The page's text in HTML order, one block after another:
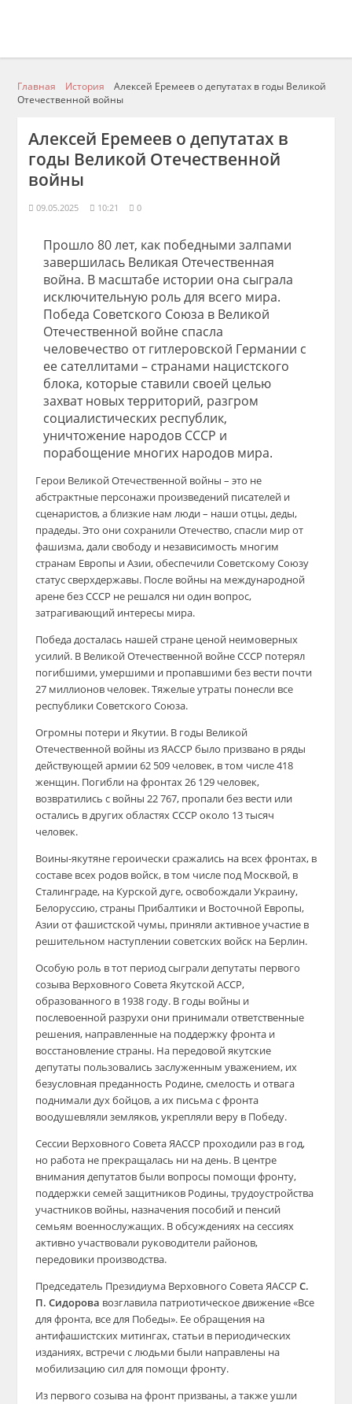
Главная История
Алексей Еремеев о депутатах в годы Великой
Отечественной войны
Алексей Еремеев о депутатах в
годы Великой Отечественной
войны
09.05.2025 10:21 0
Прошло 80 лет, как победными залпами
завершилась Великая Отечественная
война. В масштабе истории она сыграла
исключительную роль для всего мира.
Победа Советского Союза в Великой
Отечественной войне спасла
человечество от гитлеровской Германии с
ее сателлитами – странами нацистского
блока, которые ставили своей целью
захват новых территорий, разгром
социалистических республик,
уничтожение народов СССР и
порабощение многих народов мира.
Герои Великой Отечественной войны – это не
абстрактные персонажи произведений писателей и
сценаристов, а близкие нам люди – наши отцы, деды,
прадеды. Это они сохранили Отечество, спасли мир от
фашизма, дали свободу и независимость многим
странам Европы и Азии, обеспечили Советскому Союзу
статус сверхдержавы. После войны на международной
арене без СССР не решался ни один вопрос,
затрагивающий интересы мира.
Победа досталась нашей стране ценой неимоверных
усилий. В Великой Отечественной войне СССР потерял
погибшими, умершими и пропавшими без вести почти
27 миллионов человек. Тяжелые утраты понесли все
республики Советского Союза.
Огромны потери и Якутии. В годы Великой
Отечественной войны из ЯАССР было призвано в ряды
действующей армии 62 509 человек, в том числе 418
женщин. Погибли на фронтах 26 129 человек,
возвратились с войны 22 767, пропали без вести или
остались в других областях СССР около 13 тысяч
человек.
Воины-якутяне героически сражались на всех фронтах, в
составе всех родов войск, в том числе под Москвой, в
Сталинграде, на Курской дуге, освобождали Украину,
Белоруссию, страны Прибалтики и Восточной Европы,
Азии от фашистской чумы, приняли активное участие в
решительном наступлении советских войск на Берлин.
Особую роль в тот период сыграли депутаты первого
созыва Верховного Совета Якутской АССР,
образованного в 1938 году. В годы войны и
послевоенной разрухи они принимали ответственные
решения, направленные на поддержку фронта и
восстановление страны. На передовой якутские
депутаты пользовались заслуженным уважением, их
безусловная преданность Родине, смелость и отвага
поднимали дух бойцов, а их письма с фронта
воодушевляли земляков, укрепляли веру в Победу.
Сессии Верховного Совета ЯАССР проходили раз в год,
но работа не прекращалась ни на день. В центре
внимания депутатов были вопросы помощи фронту,
поддержки семей защитников Родины, трудоустройства
участников войны, назначения пособий и пенсий
семьям военнослужащих. В обсуждениях на сессиях
активно участвовали руководители районов,
передовики производства.
Председатель Президиума Верховного Совета ЯАССР С.
П. Сидорова возглавила патриотическое движение «Все
для фронта, все для Победы». Ее обращения на
антифашистских митингах, статьи в периодических
изданиях, встречи с людьми были направлены на
мобилизацию сил для помощи фронту.
Из первого созыва на фронт призваны, а также ушли